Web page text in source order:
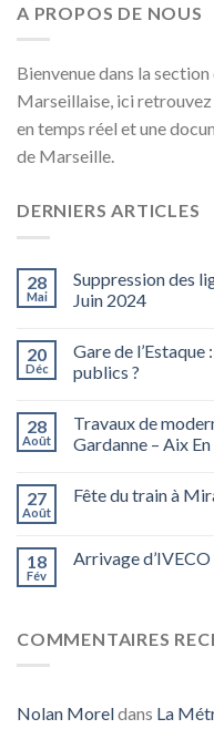
A PROPOS DE NOUS
Bienvenue dans la
Marseillaise, ici retrouvez
en temps réel et une
de Marseille.
DERNIERS ARTICLES
28
Mai
Suppression des
Juin 2024
20
Déc
Gare de l’Estaque
publics ?
28
Août
Travaux de
Gardanne – Aix
27
Août
Fête du train à
18
Fév
Arrivage
COMMENTAIRES
Nolan Moreldans La